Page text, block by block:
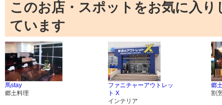
このお店・スポットをお気に入
ています
馬stay
郷土料理
ファニチャーアウトレッ
ト X
インテリア
郷
割